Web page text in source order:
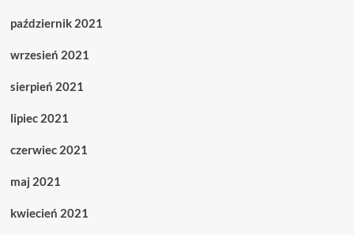
październik 2021
wrzesień 2021
sierpień 2021
lipiec 2021
czerwiec 2021
maj 2021
kwiecień 2021